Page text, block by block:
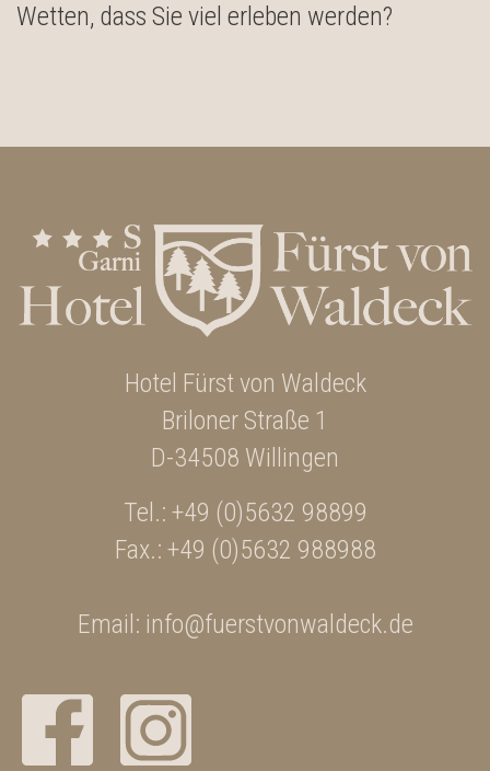
Wetten, dass Sie viel erleben werden?
Hotel Fürst von Waldeck
Briloner Straße 1
D-34508 Willingen
Tel.: +49 (0)5632 98899
Fax.: +49 (0)5632 988988
Email: info@fuerstvonwaldeck.de